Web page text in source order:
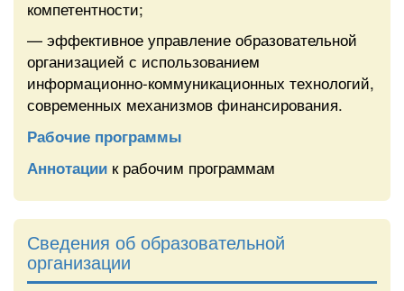
компетентности;
— эффективное управление образовательной
организацией с использованием
информационно-коммуникационных технологий,
современных механизмов финансирования.
Рабочие программы
Аннотации к рабочим программам
Сведения об образовательной
организации